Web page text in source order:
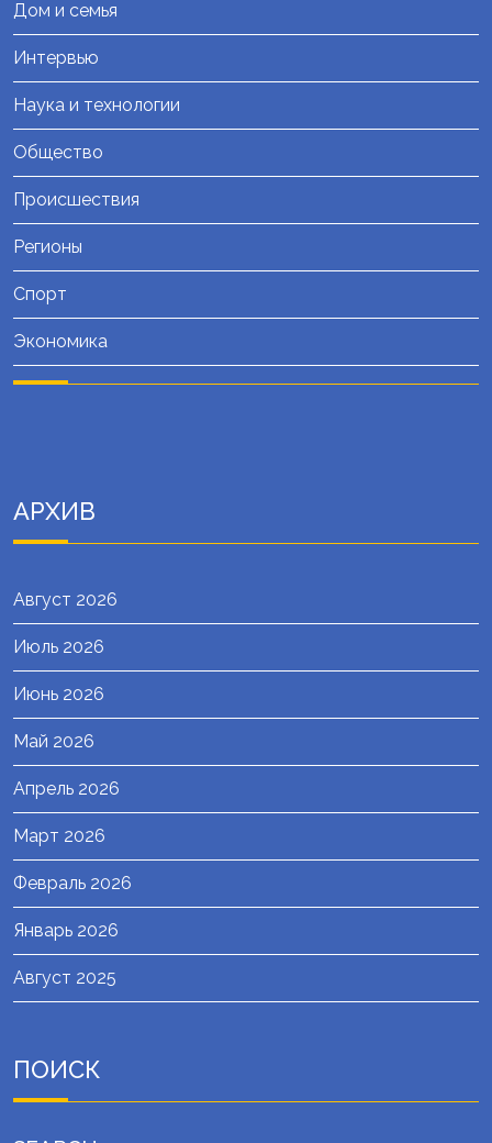
Дом и семья
Интервью
Наука и технологии
Общество
Происшествия
Регионы
Спорт
Экономика
АРХИВ
Август 2026
Июль 2026
Июнь 2026
Май 2026
Апрель 2026
Март 2026
Февраль 2026
Январь 2026
Август 2025
ПОИСК